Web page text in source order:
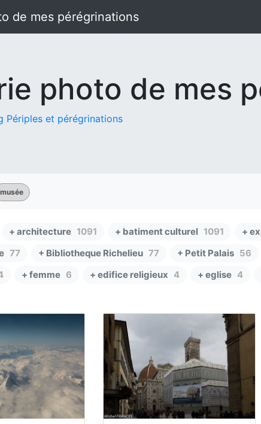
de mes pérégrinations
photo de mes
Périples et pérégrinations
musée
+ architecture 1091 + batiment culturel 1091 +
77 + Bibliotheque Richelieu 77 + Petit Palais 56
+ femme 6 + edifice religieux 4 + eglise 4